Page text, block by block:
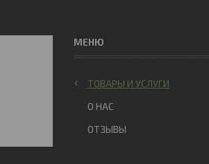
ТОВАРЫ И УСЛУГИ
О НАС
ОТЗЫВЫ